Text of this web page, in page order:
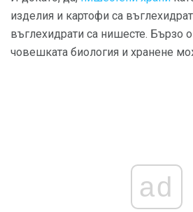
изделия и картофи са
въглехидрати са нишесте. Бързо
човешката биология и хранене
ad